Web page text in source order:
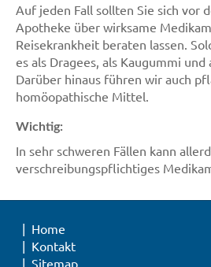
Auf jeden Fall sollten Sie sich vor
Apotheke über wirksame
Reisekrankheit beraten lassen.
es als Dragees, als Kaugummi und
Darüber hinaus führen wir auch
homöopathische Mittel.
Wichtig:
In sehr schweren Fällen kann
verschreibungspflichtiges
Home
Kontakt
Sitemap